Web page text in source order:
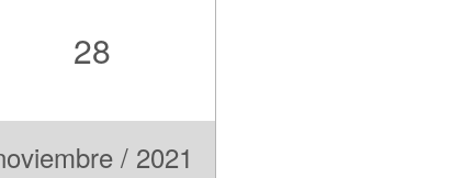
28
/ 2021